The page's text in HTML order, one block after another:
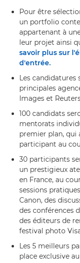
Pour être
un portfolio
appartenant à
leur projet ainsi
savoir plus sur
d'entrée.
Les candidatures
principales
Images et
100 candidats
mentorats
premier plan, qui
participant au
30 participants
un prestigieux
en France, au
sessions
Canon, des
des conférences
des éditeurs de
festival photo
Les 5 meilleurs
place exclusive